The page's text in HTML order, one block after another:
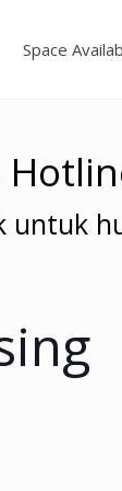
Space
untuk